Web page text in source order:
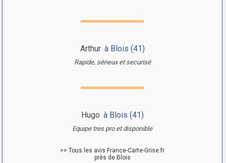
Arthur à Blois (41)
Rapide, sérieux et securisé
Hugo à Blois (41)
Equipe tres pro et disponible
>> Tous les avis France-Carte-Grise.fr
près de Blois